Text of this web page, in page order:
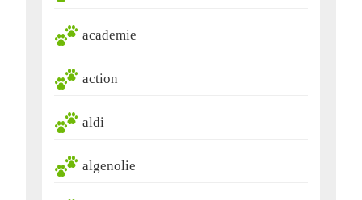
academie
action
aldi
algenolie